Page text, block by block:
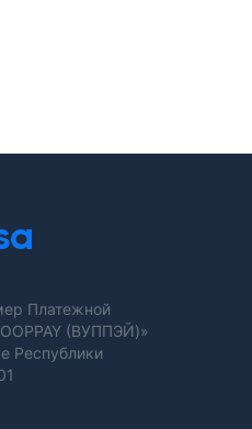
Платежной
(ВУППЭЙ)»
Республики